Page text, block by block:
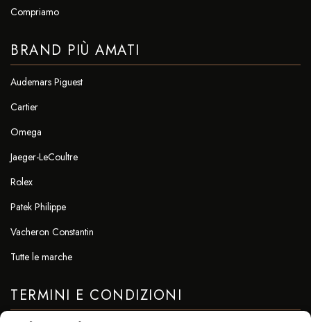
Compriamo
BRAND PIÙ AMATI
Audemars Piguest
Cartier
Omega
Jaeger-LeCoultre
Rolex
Patek Philippe
Vacheron Constantin
Tutte le marche
TERMINI E CONDIZIONI